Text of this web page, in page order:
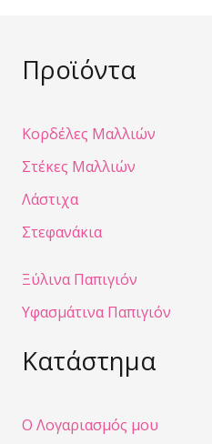
Προϊόντα
Κορδέλες Μαλλιών
Στέκες Μαλλιών
Λάστιχα
Στεφανάκια
Ξύλινα Παπιγιόν
Υφασμάτινα Παπιγιόν
Κατάστημα
Ο Λογαριασμός μου